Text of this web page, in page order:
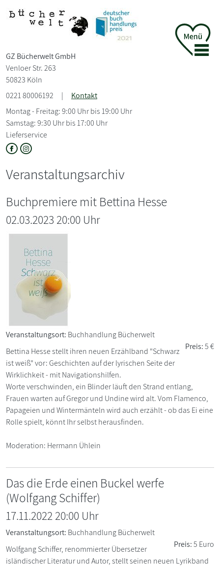
GZ Bücherwelt GmbH
Venloer Str. 263
50823 Köln
0221 80006192
|
Kontakt
Montag - Freitag: 9:00 Uhr bis 19:00 Uhr
Samstag: 9:30 Uhr bis 17:00 Uhr
Lieferservice
Veranstaltungsarchiv
Buchpremiere mit Bettina Hesse
02.03.2023 20:00 Uhr
Veranstaltungsort: Buchhandlung Bücherwelt
Preis:5 €
Bettina Hesse stellt ihren neuen Erzählband "Schwarz
ist weiß" vor: Geschichten auf der lyrischen Seite der
Wirklichkeit - mit Navigationshilfen.
Worte verschwinden, ein Blinder läuft den Strand entlang,
Frauen warten auf Gregor und Undine wird alt. Vom Flamenco,
Papageien und Wintermänteln wird auch erzählt - ob das Ei eine
Rolle spielt, könnt Ihr selbst herausfinden.
Moderation: Hermann Ühlein
Das die Erde einen Buckel werfe
(Wolfgang Schiffer)
17.11.2022 20:00 Uhr
Veranstaltungsort: Buchhandlung Bücherwelt
Preis:5 Euro
Wolfgang Schiffer, renommierter Übersetzer
isländischer Literatur und Autor, stellt seinen neuen Lyrikband